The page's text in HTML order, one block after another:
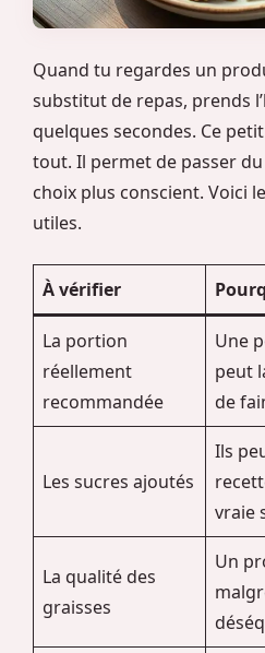
Quand tu regardes un
substitut de repas, prends
quelques secondes. Ce
tout. Il permet de passer du
choix plus conscient. Voici
utiles.
À vérifier
La portion
réellement
recommandée
Une
peut
de
Les sucres ajoutés
Ils
vraie
La qualité des
graisses
Un